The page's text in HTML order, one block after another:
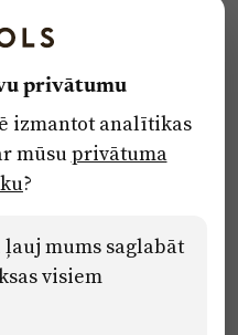
noturības mehānisma plāna
privātumu
izmantot analītikas
mūsuprivātuma
?
mums saglabāt
visiem